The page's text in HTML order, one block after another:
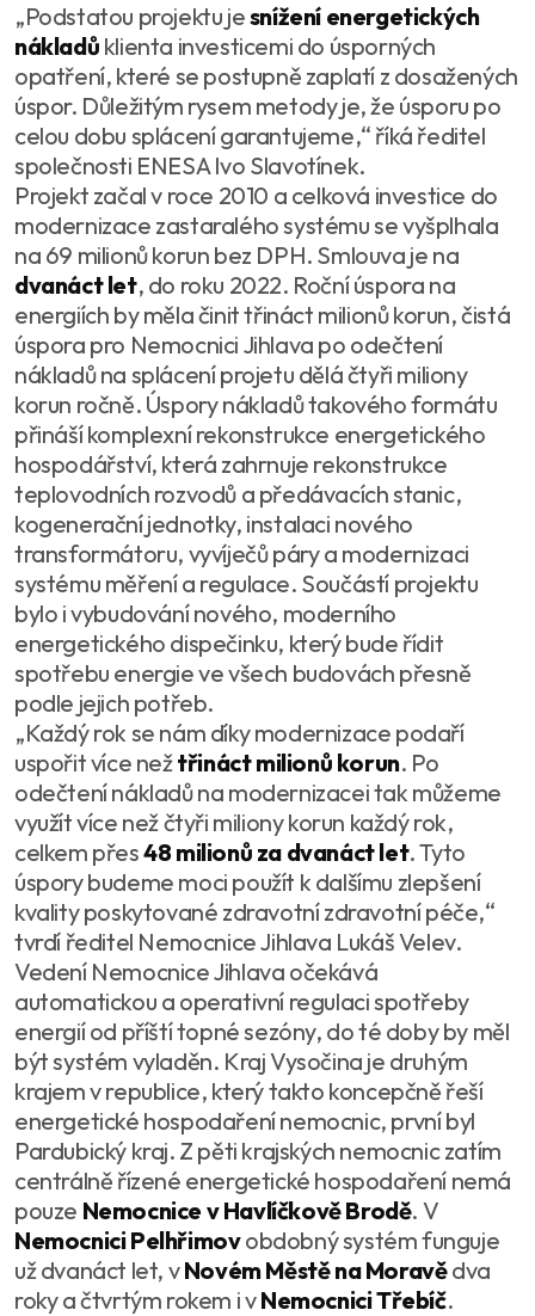
„Podstatou projektu jesnížení energetických
nákladů klienta investicemi do úsporných
opatření, které se postupně zaplatí z dosažených
úspor. Důležitým rysem metody je, že úsporu po
celou dobu splácení garantujeme,“ říká ředitel
společnosti ENESA Ivo Slavotínek.
Projekt začal v roce 2010 a celková investice do
modernizace zastaralého systému se vyšplhala
na 69 milionů korun bez DPH. Smlouva je na
dvanáct let, do roku 2022. Roční úspora na
energiích by měla činit třináct milionů korun, čistá
úspora pro Nemocnici Jihlava po odečtení
nákladů na splácení projetu dělá čtyři miliony
korun ročně. Úspory nákladů takového formátu
přináší komplexní rekonstrukce energetického
hospodářství, která zahrnuje rekonstrukce
teplovodních rozvodů a předávacích stanic,
kogenerační jednotky, instalaci nového
transformátoru, vyvíječů páry a modernizaci
systému měření a regulace. Součástí projektu
bylo i vybudování nového, moderního
energetického dispečinku, který bude řídit
spotřebu energie ve všech budovách přesně
podle jejich potřeb.
„Každý rok se nám díky modernizace podaří
uspořit více nežtřináct milionů korun. Po
odečtení nákladů na modernizacei tak můžeme
využít více než čtyři miliony korun každý rok,
celkem přes48 milionů za dvanáct let. Tyto
úspory budeme moci použít k dalšímu zlepšení
kvality poskytované zdravotní zdravotní péče,“
tvrdí ředitel Nemocnice Jihlava Lukáš Velev.
Vedení Nemocnice Jihlava očekává
automatickou a operativní regulaci spotřeby
energií od příští topné sezóny, do té doby by měl
být systém vyladěn. Kraj Vysočina je druhým
krajem v republice, který takto koncepčně řeší
energetické hospodaření nemocnic, první byl
Pardubický kraj. Z pěti krajských nemocnic zatím
centrálně řízené energetické hospodaření nemá
pouze Nemocnice v Havlíčkově Brodě. V
Nemocnici Pelhřimovobdobný systém funguje
už dvanáct let, vNovém Městě na Moravědva
roky a čtvrtým rokem i vNemocnici Třebíč.